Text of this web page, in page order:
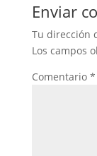
Enviar
Tu dirección
Los campos
Comentario *